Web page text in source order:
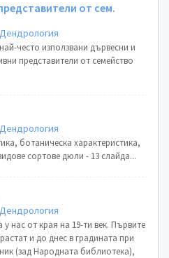
от сем.
Дендрология
често използвани дървесни и
от семейство
Дендрология
ботаническа характеристика,
сортове дюли - 13 слайда...
Дендрология
у нас от края на 19-ти век. Първите
и до днес в градината при
(зад Народната библиотека),